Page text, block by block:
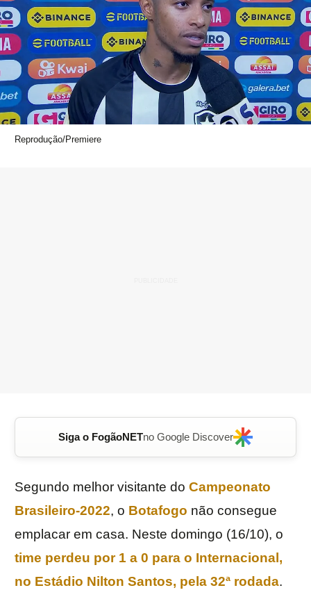
Reprodução/Premiere
Siga o FogãoNETno Google Discover
Segundo melhor visitante do Campeonato
Brasileiro-2022, o Botafogo não consegue
emplacar em casa. Neste domingo (16/10), o
time perdeu por 1 a 0 para o Internacional ,
no Estádio Nilton Santos, pela 32ª rodada.